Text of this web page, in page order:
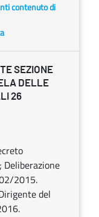
contenuto di
SEZIONE
DELLE
26
2015.
del